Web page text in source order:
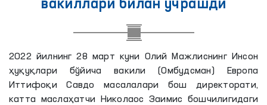
вакиллари билан учрашди
2022 йилнинг 28 март куни Олий Мажлиснинг Инсон
ҳуқуқлари бўйича вакили (Омбудсман) Европа
Иттифоқи Савдо масалалари бош директорати,
катта маслаҳатчи Николаос Заимис бошчилигидаги